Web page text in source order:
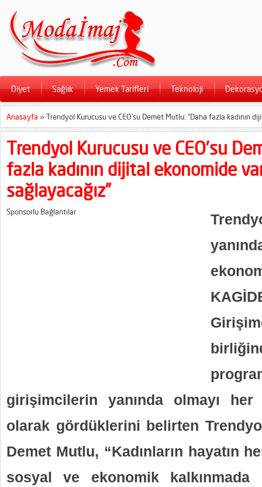
Diyet Sağlık Yemek Tarifleri Teknoloji
Anasayfa »Trendyol Kurucusu ve CEO’su Demet Mutlu: “Daha fazla kadının
Trendyol Kurucusu ve CEO’su
fazla kadının dijital ekonomide
sağlayacağız”
Sponsorlu Bağlantılar
girişimcilerin yanında olmayı her
olarak gördüklerini belirten
Demet Mutlu, “Kadınların hayatın
sosyal ve ekonomik